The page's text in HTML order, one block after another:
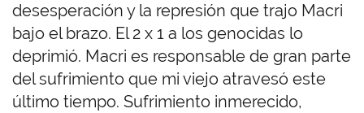
desesperación y la represión que trajo Macri
bajo el brazo. El 2 x 1 a los genocidas lo
deprimió. Macri es responsable de gran parte
del sufrimiento que mi viejo atravesó este
último tiempo. Sufrimiento inmerecido,